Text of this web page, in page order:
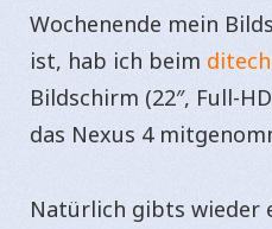
Wochenende mein
ist, hab ich beim ditech
Bildschirm (22″, Full-
das Nexus 4
Natürlich gibts wieder